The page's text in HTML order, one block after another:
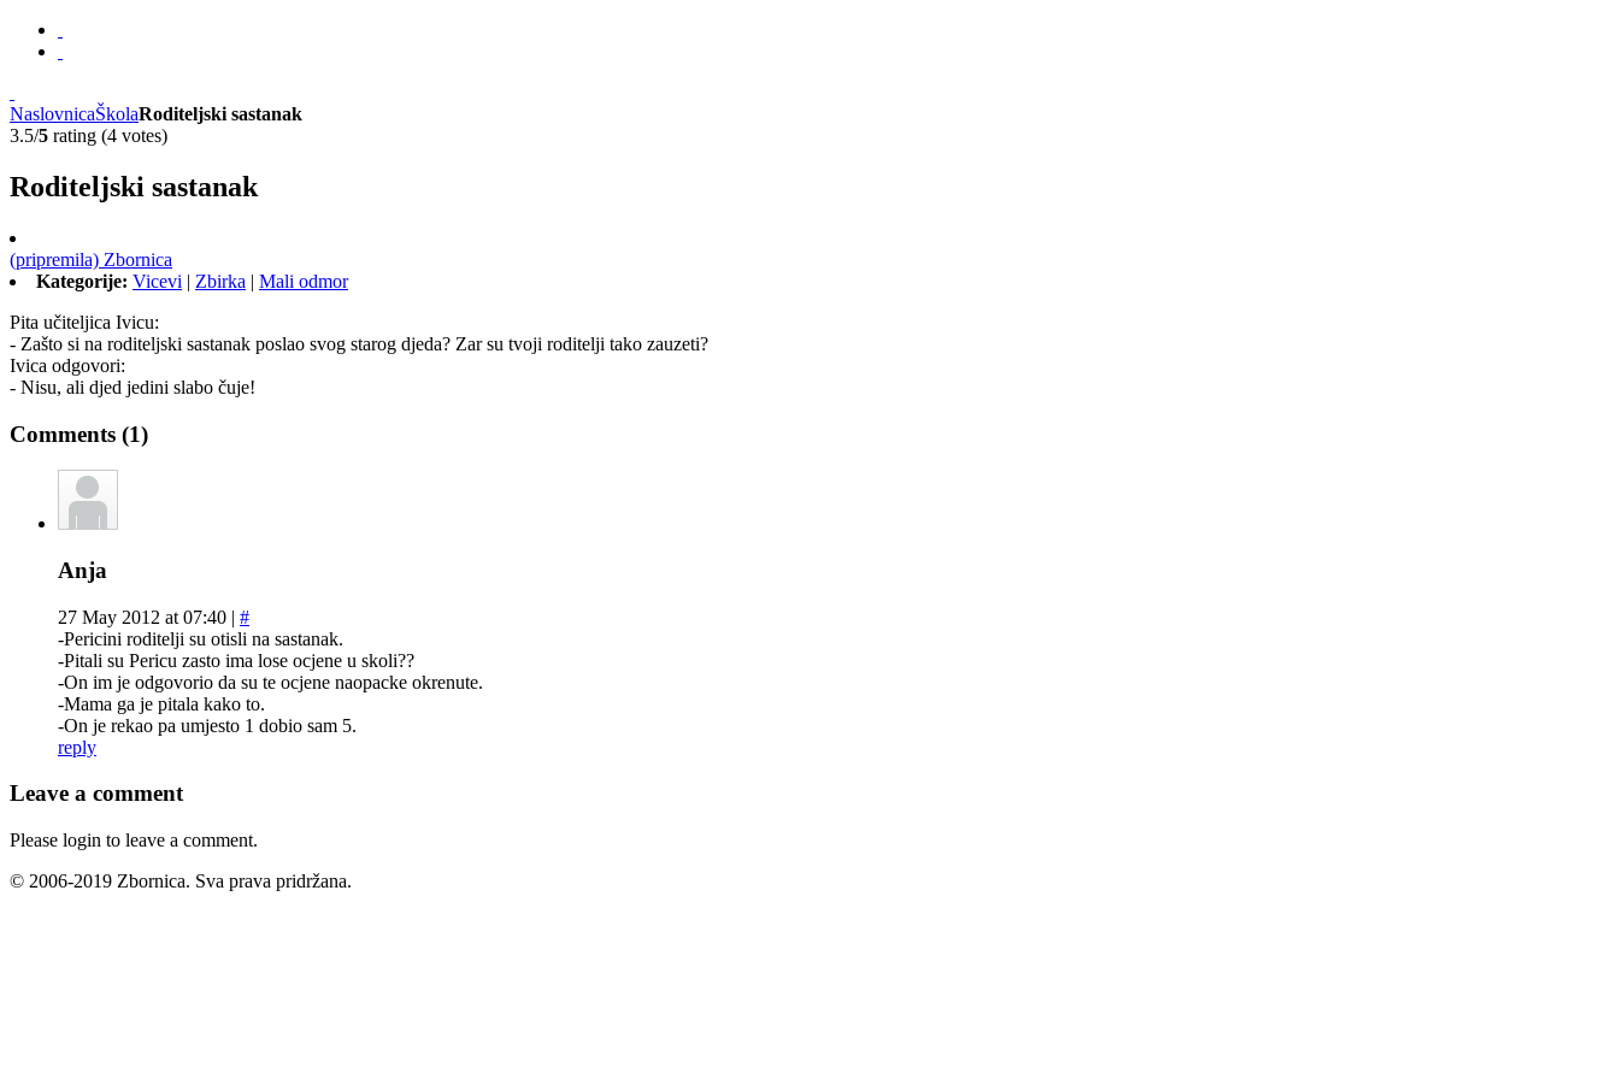
NaslovnicaŠkolaRoditeljski sastanak
3.5/5 rating (4 votes)
Roditeljski sastanak
(pripremila) Zbornica
Kategorije: Vicevi | Zbirka | Mali odmor
Pita učiteljica Ivicu:
- Zašto si na roditeljski sastanak poslao svog starog djeda? Zar su tvoji roditelji tako zauzeti?
Ivica odgovori:
- Nisu, ali djed jedini slabo čuje!
Comments (1)
Anja
27 May 2012 at 07:40 | #
-Pericini roditelji su otisli na sastanak.
-Pitali su Pericu zasto ima lose ocjene u skoli??
-On im je odgovorio da su te ocjene naopacke okrenute.
-Mama ga je pitala kako to.
-On je rekao pa umjesto 1 dobio sam 5.
reply
Leave a comment
Please login to leave a comment.
© 2006-2019 Zbornica. Sva prava pridržana.